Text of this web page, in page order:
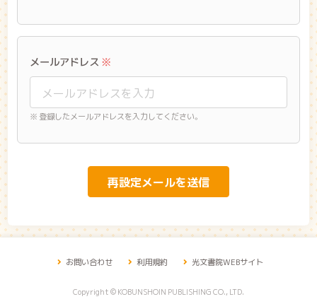
メールアドレス ※
※ 登録したメールアドレスを入力してください。
再設定メールを送信
お問い合わせ 利用規約 光文書院WEBサイト
Copyright © KOBUNSHOIN PUBLISHING CO., LTD.